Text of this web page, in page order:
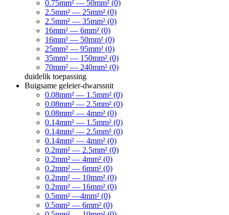
0.75mm² — 50mm² (0)
2.5mm² — 25mm² (0)
2.5mm² — 35mm² (0)
16mm² — 6mm² (0)
16mm² — 50mm² (0)
25mm² — 95mm² (0)
35mm² — 150mm² (0)
70mm² — 240mm² (0)
duidelik toepassing
Buigsame geleier-dwarssnit
0.08mm² — 1.5mm² (0)
0.08mm² — 2.5mm² (0)
0.08mm² — 4mm² (0)
0.14mm² — 1.5mm² (0)
0.14mm² — 2.5mm² (0)
0.14mm² — 4mm² (0)
0.2mm² — 2.5mm² (0)
0.2mm² — 4mm² (0)
0.2mm² — 6mm² (0)
0.2mm² — 10mm² (0)
0.2mm² — 16mm² (0)
0.5mm² —4mm² (0)
0.5mm² — 6mm² (0)